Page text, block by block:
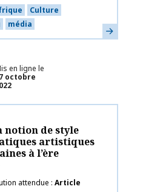
Culture
média En savoir plus
en ligne le
octobre
notion de style
artistiques
à l’ère
attendue Article